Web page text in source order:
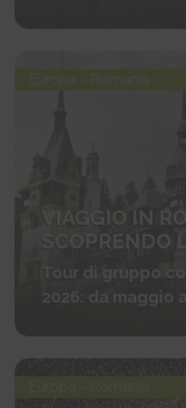
Europa - Romania
VIAGGIO IN
SCOPRENDO
Tour di gruppo
2026: da maggio
Europa - Romania